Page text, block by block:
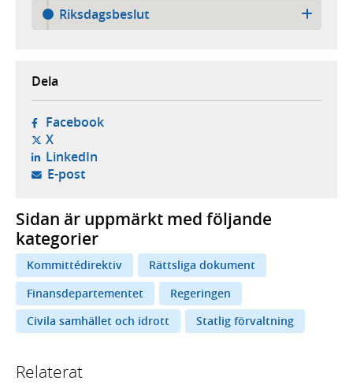
Riksdagsbeslut
Dela
Facebook- öppnas i ny flik, extern webbplats,
X- öppnas i ny flik, extern webbplats,
LinkedIn- öppnas i ny flik, extern webbplats,
E-post- öppnar din e-postklient,
Sidan är uppmärkt med följande
kategorier
Kommittédirektiv
Rättsliga dokument
Finansdepartementet
Regeringen
Civila samhället och idrott
Statlig förvaltning
Relaterat